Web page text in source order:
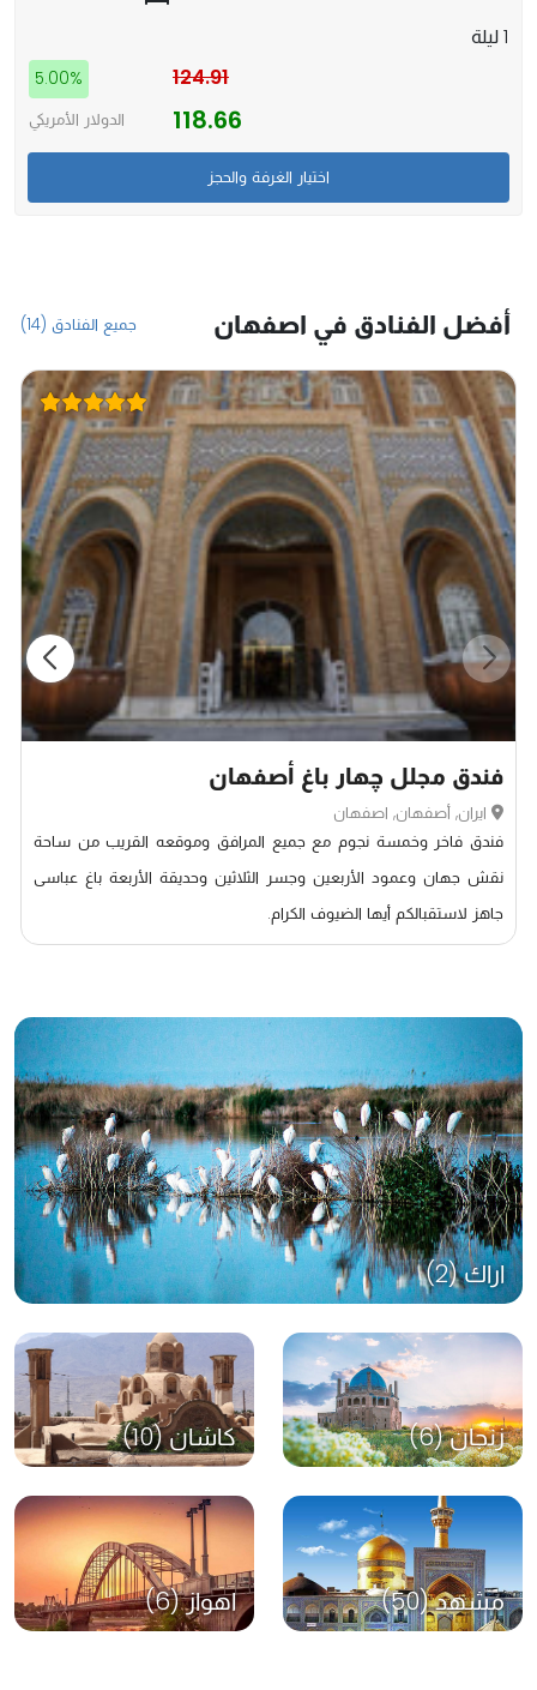
1 ليلة
5.00% 124.91
الدولار الأمريكي 118.66
أفضل الفنادق في اصفهان جميع الفنادق (14)
فندق مجلل چهار باغ أصفهان
ایران, أصفهان, اصفهان
فندق فاخر وخمسة نجوم مع جمیع المرافق وموقعه القریب من ساحة
نقش جهان وعمود الأربعین وجسر الثلاثین وحدیقة الأربعة باغ عباسی
جاهز لاستقبالکم أیها الضیوف الکرام.
اراك (2)
زنجان (6) كاشان (10)
مشهد (50) اهواز (6)